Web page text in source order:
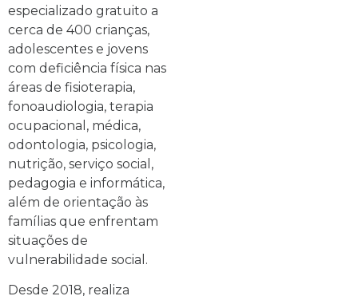
especializado gratuito a
cerca de 400 crianças,
adolescentes e jovens
com deficiência física nas
áreas de fisioterapia,
fonoaudiologia, terapia
ocupacional, médica,
odontologia, psicologia,
nutrição, serviço social,
pedagogia e informática,
além de orientação às
famílias que enfrentam
situações de
vulnerabilidade social.
Desde 2018, realiza